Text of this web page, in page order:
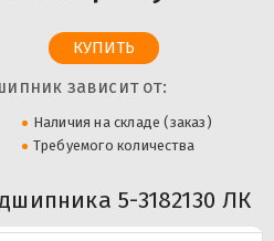
зависит от:
Наличия на складе (заказ)
Требуемого количества
5-3182130 ЛК